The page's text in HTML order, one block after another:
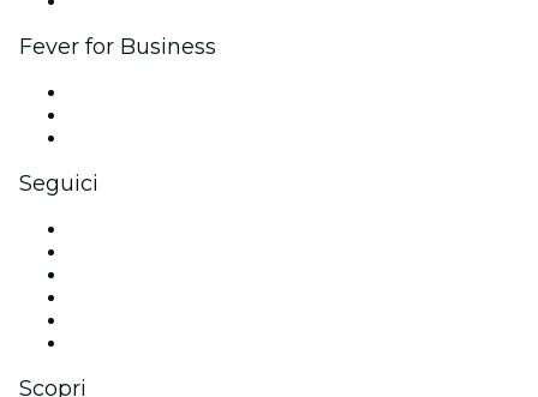
Fever for Business
Seguici
Scopri